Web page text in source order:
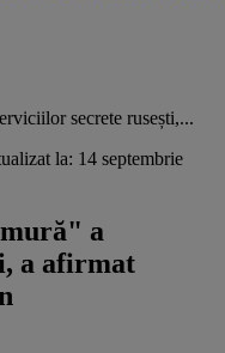
secrete rusești,...
la: 14 septembrie
a
a afirmat